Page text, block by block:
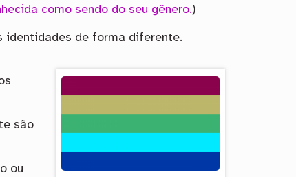
como sendo do seu gênero.)
identidades de forma diferente.
são
ou